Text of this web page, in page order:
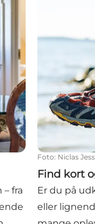
fra
Foto: Niclas
Find kort
Er du på
eller